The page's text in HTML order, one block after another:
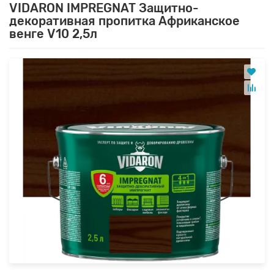
VIDARON IMPREGNAT Защитно-
декоративная пропитка Африканское
венге V10 2,5л